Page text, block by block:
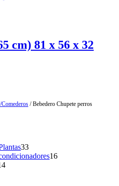
cm) 81 x 56 x 32
Comederos / Bebedero Chupete perros
3333
products
1616
14